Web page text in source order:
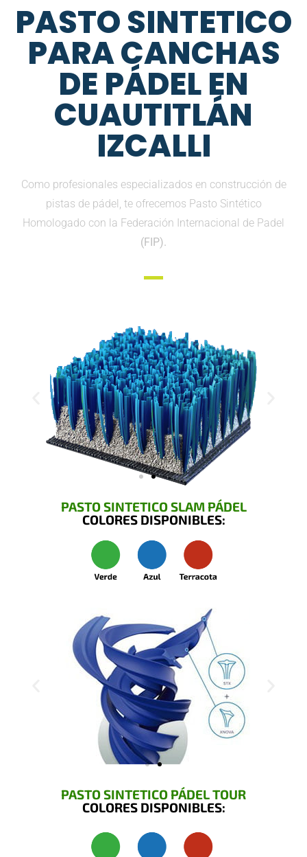
PASTO SINTETICO
PARA CANCHAS
DE PÁDEL EN
CUAUTITLÁN
IZCALLI
Como profesionales especializados en construcción de
pistas de pádel, te ofrecemos Pasto Sintético
Homologado con la Federación Internacional de Padel
(FIP).
PASTO SINTETICO SLAM PÁDEL
COLORES DISPONIBLES:
PASTO SINTETICO PÁDEL TOUR
COLORES DISPONIBLES: